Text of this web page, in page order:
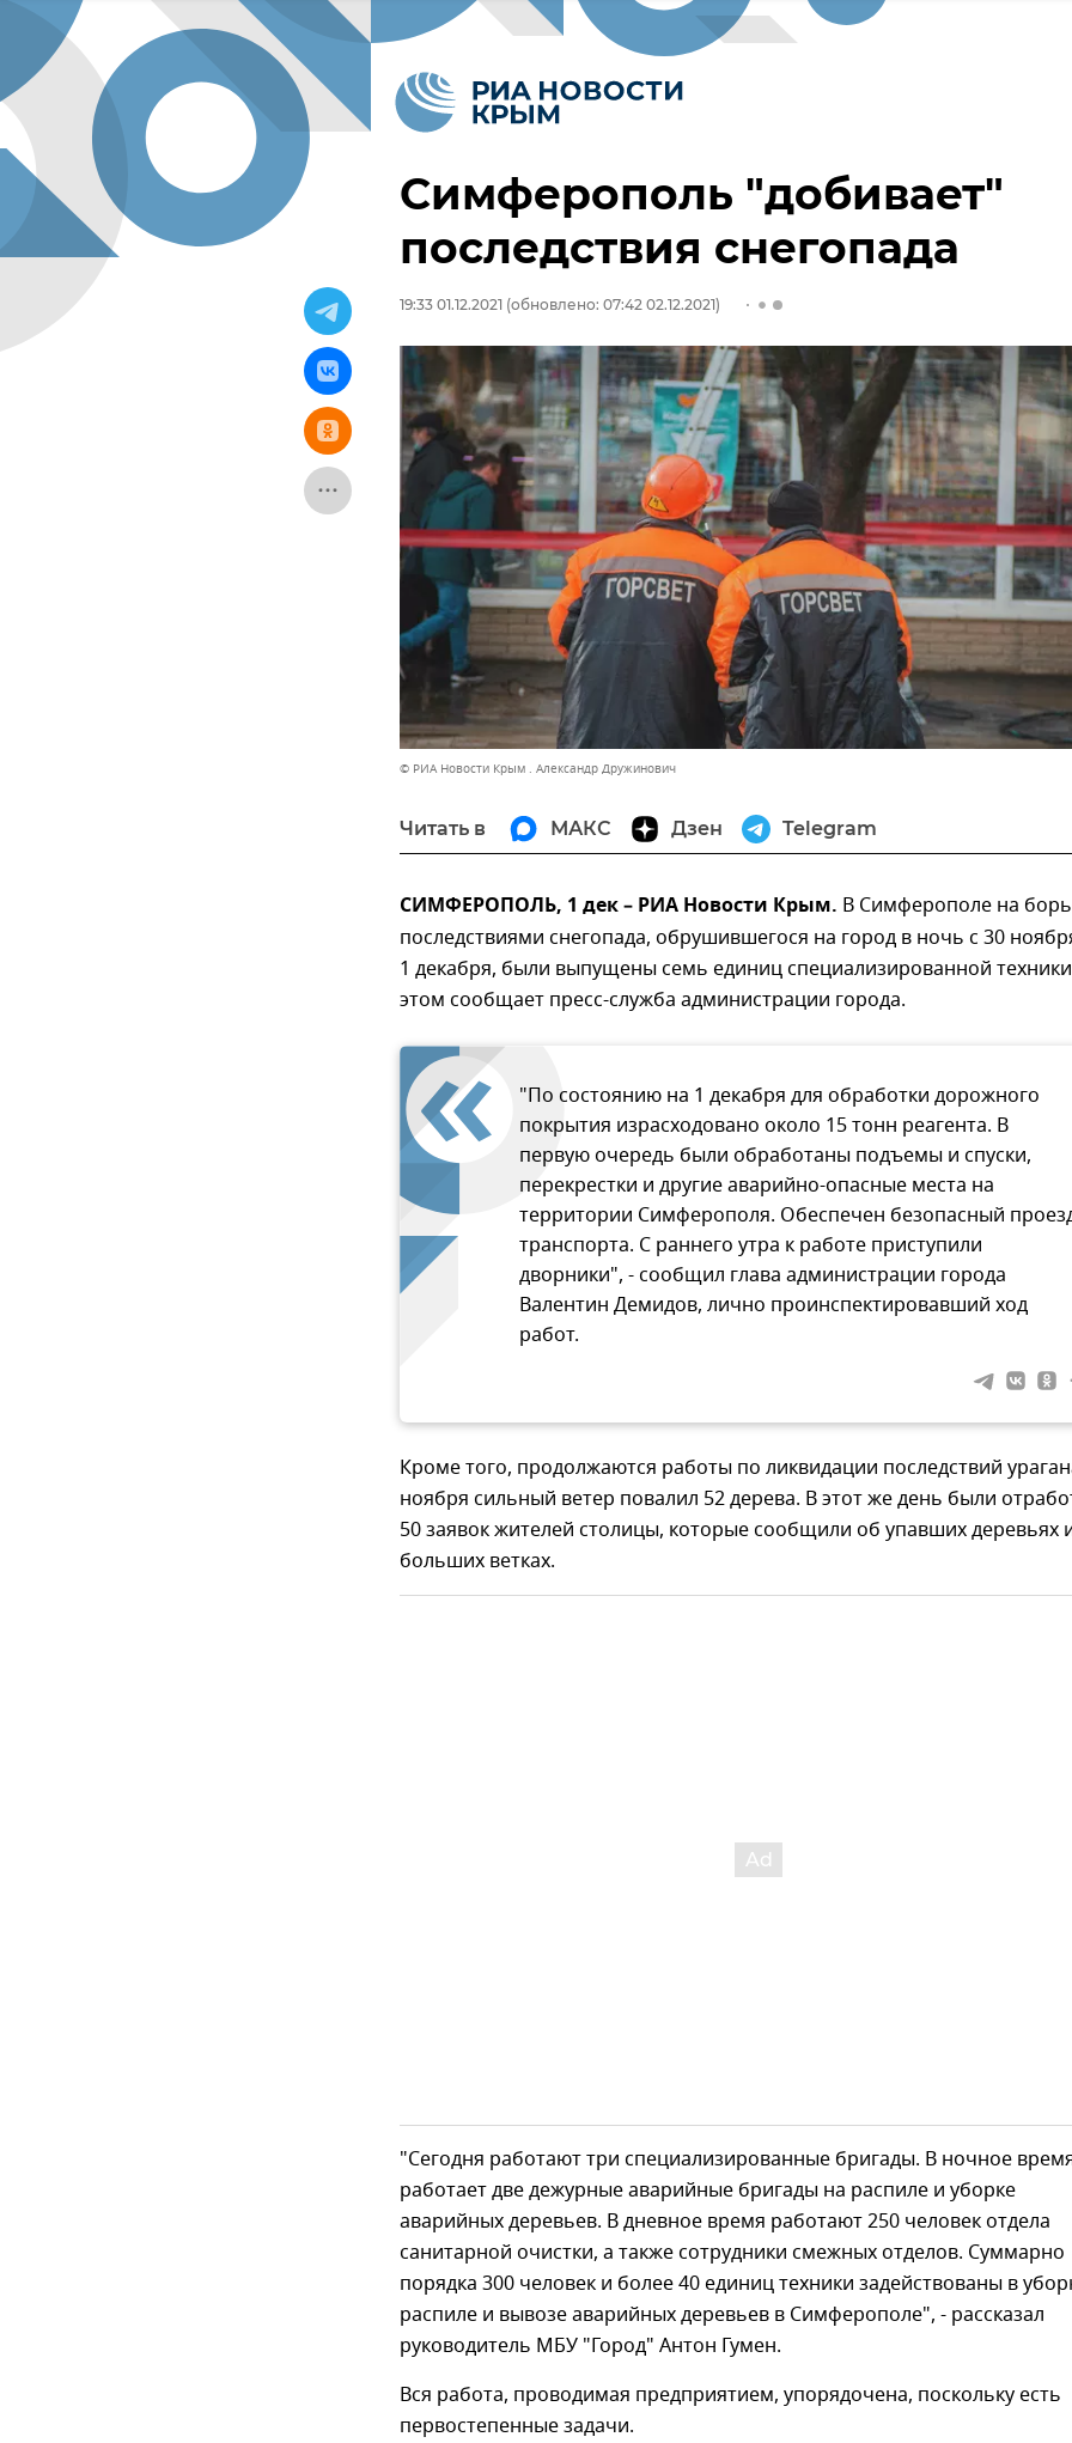
Симферополь "добивает"
последствия снегопада
19:33 01.12.2021 (обновлено: 07:42 02.12.2021)
© РИА Новости Крым . Александр Дружинович
Читать в МАКС Дзен Telegram
СИМФЕРОПОЛЬ, 1 дек – РИА Новости Крым. В Симферополе на
последствиями снегопада, обрушившегося на город в ночь с 30
1 декабря, были выпущены семь единиц специализированной
этом сообщает пресс-служба администрации города.
"По состоянию на 1 декабря для обработки дорожного
покрытия израсходовано около 15 тонн реагента. В
первую очередь были обработаны подъемы и спуски,
перекрестки и другие аварийно-опасные места на
территории Симферополя. Обеспечен безопасный
транспорта. С раннего утра к работе приступили
дворники", - сообщил глава администрации города
Валентин Демидов, лично проинспектировавший ход
работ.
Кроме того, продолжаются работы по ликвидации последствий
ноября сильный ветер повалил 52 дерева. В этот же день были
50 заявок жителей столицы, которые сообщили об упавших деревьях
больших ветках.
"Сегодня работают три специализированные бригады. В ночное
работает две дежурные аварийные бригады на распиле и уборке
аварийных деревьев. В дневное время работают 250 человек отдела
санитарной очистки, а также сотрудники смежных отделов. Суммарно
порядка 300 человек и более 40 единиц техники задействованы в
распиле и вывозе аварийных деревьев в Симферополе", - рассказал
руководитель МБУ "Город" Антон Гумен.
Вся работа, проводимая предприятием, упорядочена, поскольку есть
первостепенные задачи.